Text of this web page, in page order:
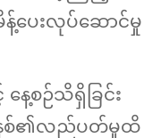
န့်ပေးလုပ်ဆောင်မှု
ေ့စဉ်သိရှိခြင်း
စနစ်၏လည်ပတ်မှုထိ